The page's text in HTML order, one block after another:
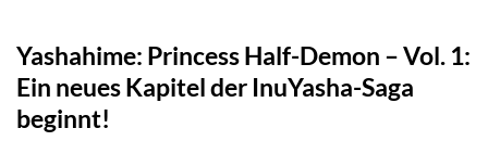
Yashahime: Princess Half-Demon – Vol. 1:
Ein neues Kapitel der InuYasha-Saga
beginnt!